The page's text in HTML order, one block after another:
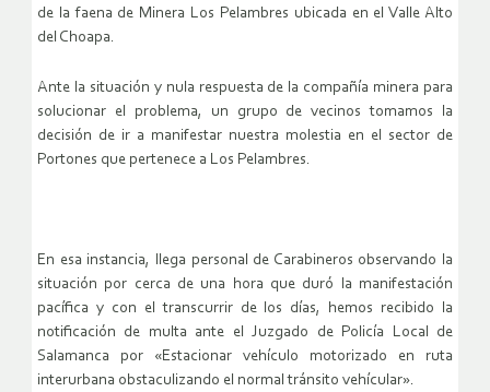
de la faena de Minera Los Pelambres ubicada en el Valle Alto
del Choapa.
Ante la situación y nula respuesta de la compañía minera para
solucionar el problema, un grupo de vecinos tomamos la
decisión de ir a manifestar nuestra molestia en el sector de
Portones que pertenece a Los Pelambres.
En esa instancia, llega personal de Carabineros observando la
situación por cerca de una hora que duró la manifestación
pacífica y con el transcurrir de los días, hemos recibido la
notificación de multa ante el Juzgado de Policía Local de
Salamanca por «Estacionar vehículo motorizado en ruta
interurbana obstaculizando el normal tránsito vehícular».